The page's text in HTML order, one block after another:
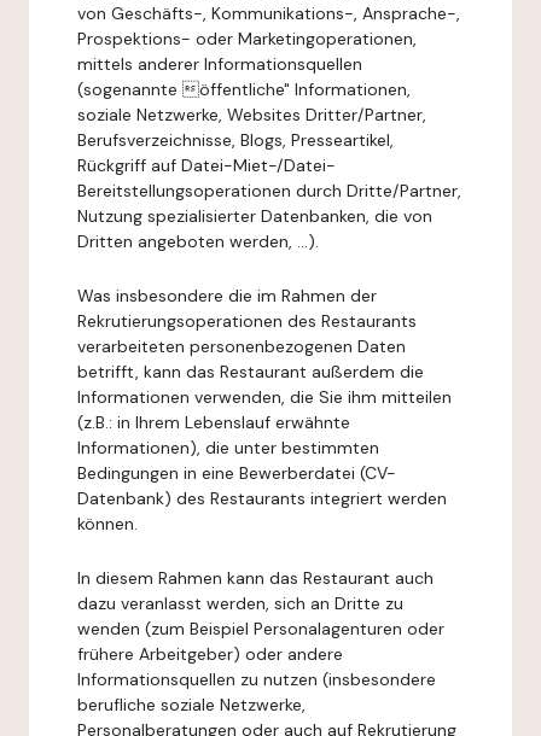
von Geschäfts-, Kommunikations-, Ansprache-,
Prospektions- oder Marketingoperationen,
mittels anderer Informationsquellen
(sogenannte öffentliche" Informationen,
soziale Netzwerke, Websites Dritter/Partner,
Berufsverzeichnisse, Blogs, Presseartikel,
Rückgriff auf Datei-Miet-/Datei-
Bereitstellungsoperationen durch Dritte/Partner,
Nutzung spezialisierter Datenbanken, die von
Dritten angeboten werden, ...).
Was insbesondere die im Rahmen der
Rekrutierungsoperationen des Restaurants
verarbeiteten personenbezogenen Daten
betrifft, kann das Restaurant außerdem die
Informationen verwenden, die Sie ihm mitteilen
(z.B.: in Ihrem Lebenslauf erwähnte
Informationen), die unter bestimmten
Bedingungen in eine Bewerberdatei (CV-
Datenbank) des Restaurants integriert werden
können.
In diesem Rahmen kann das Restaurant auch
dazu veranlasst werden, sich an Dritte zu
wenden (zum Beispiel Personalagenturen oder
frühere Arbeitgeber) oder andere
Informationsquellen zu nutzen (insbesondere
berufliche soziale Netzwerke,
Personalberatungen oder auch auf Rekrutierung